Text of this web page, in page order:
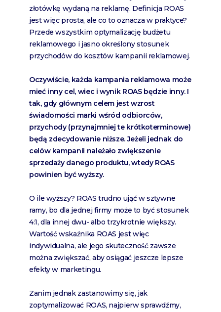
złotówkę wydaną na reklamę. Definicja ROAS
jest więc prosta, ale co to oznacza w praktyce?
Przede wszystkim optymalizację budżetu
reklamowego i jasno określony stosunek
przychodów do kosztów kampanii reklamowej.
Oczywiście, każda kampania reklamowa może
mieć inny cel, wiec i wynik ROAS będzie inny. I
tak, gdy głównym celem jest wzrost
świadomości marki wśród odbiorców,
przychody (przynajmniej te krótkoterminowe)
będą zdecydowanie niższe. Jeżeli jednak do
celów kampanii należało zwiększenie
sprzedaży danego produktu, wtedy ROAS
powinien być wyższy.
O ile wyższy? ROAS trudno ująć w sztywne
ramy, bo dla jednej firmy może to być stosunek
4:1, dla innej dwu- albo trzykrotnie większy.
Wartość wskaźnika ROAS jest więc
indywidualna, ale jego skuteczność zawsze
można zwiększać, aby osiągać jeszcze lepsze
efekty w marketingu.
Zanim jednak zastanowimy się, jak
zoptymalizować ROAS, najpierw sprawdźmy,